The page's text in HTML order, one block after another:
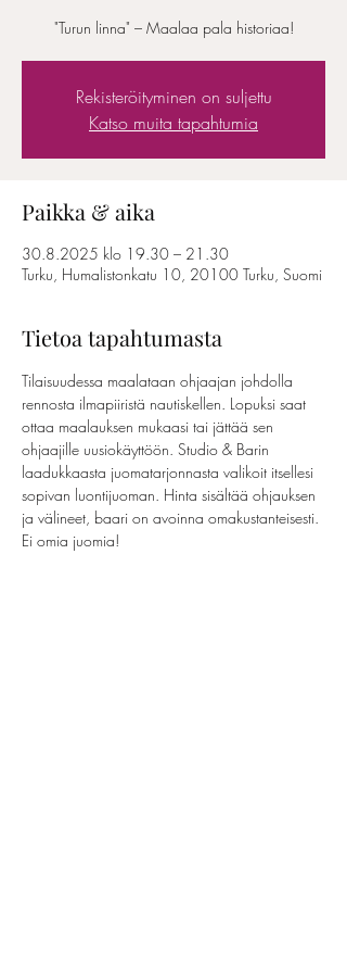
"Turun linna" – Maalaa pala historiaa!
Rekisteröityminen on suljettu
Katso muita tapahtumia
Paikka & aika
30.8.2025 klo 19.30 – 21.30
Turku, Humalistonkatu 10, 20100 Turku, Suomi
Tietoa tapahtumasta
Tilaisuudessa maalataan ohjaajan johdolla
rennosta ilmapiiristä nautiskellen. Lopuksi saat
ottaa maalauksen mukaasi tai jättää sen
ohjaajille uusiokäyttöön. Studio & Barin
laadukkaasta juomatarjonnasta valikoit itsellesi
sopivan luontijuoman. Hinta sisältää ohjauksen
ja välineet, baari on avoinna omakustanteisesti.
Ei omia juomia!